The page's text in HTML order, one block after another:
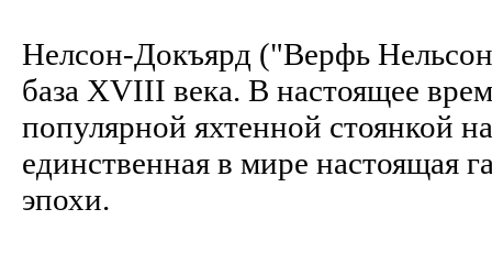
Нелсон-Докъярд ("Верфь
база XVIII века. В настоящее
популярной яхтенной стоянкой
единственная в мире настоящая
эпохи.